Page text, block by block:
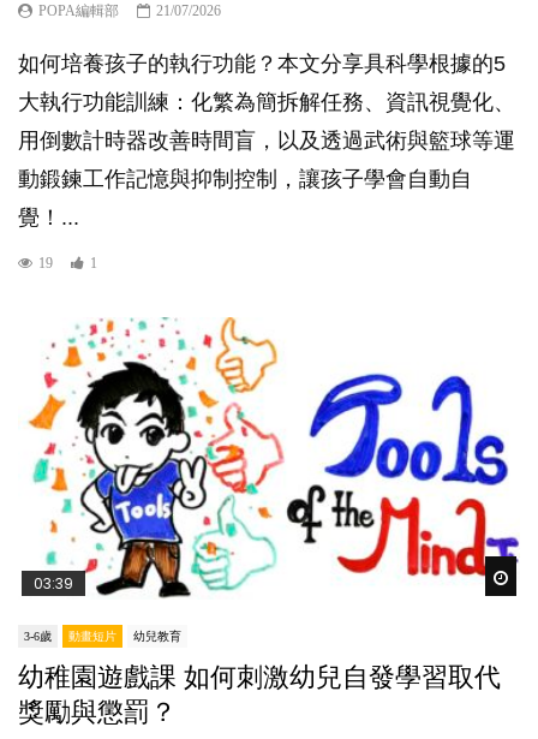
POPA編輯部 21/07/2026
如何培養孩子的執行功能？本文分享具科學根據的5
大執行功能訓練：化繁為簡拆解任務、資訊視覺化、
用倒數計時器改善時間盲，以及透過武術與籃球等運
動鍛鍊工作記憶與抑制控制，讓孩子學會自動自
覺！...
19 1
03:39
3-6歲 動畫短片 幼兒教育
幼稚園遊戲課 如何刺激幼兒自發學習取代
獎勵與懲罰？